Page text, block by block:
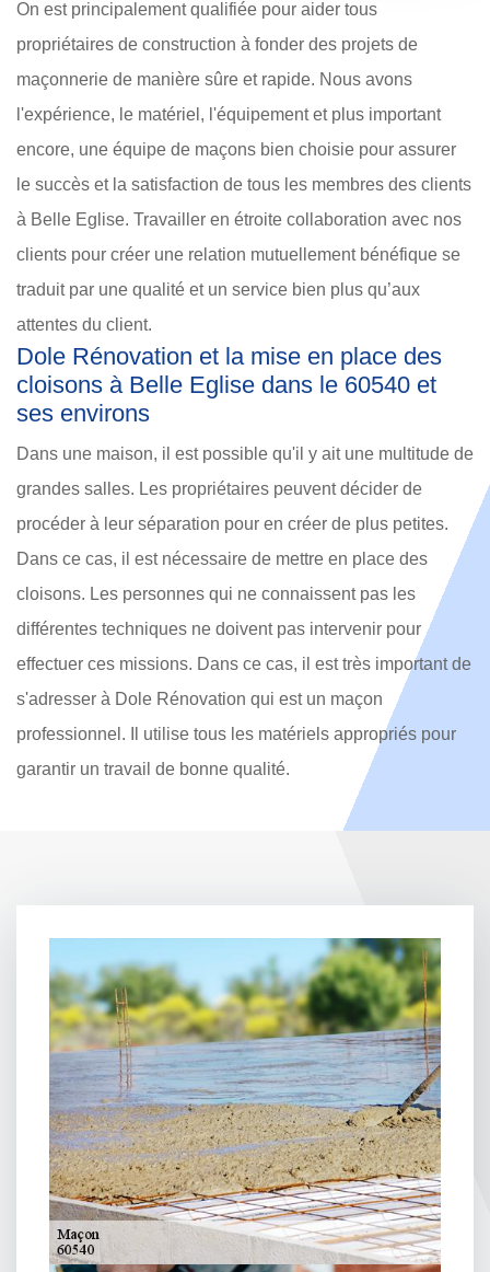
On est principalement qualifiée pour aider tous
propriétaires de construction à fonder des projets de
maçonnerie de manière sûre et rapide. Nous avons
l'expérience, le matériel, l'équipement et plus important
encore, une équipe de maçons bien choisie pour assurer
le succès et la satisfaction de tous les membres des clients
à Belle Eglise. Travailler en étroite collaboration avec nos
clients pour créer une relation mutuellement bénéfique se
traduit par une qualité et un service bien plus qu’aux
attentes du client.
Dole Rénovation et la mise en place des
cloisons à Belle Eglise dans le 60540 et
ses environs
Dans une maison, il est possible qu'il y ait une multitude de
grandes salles. Les propriétaires peuvent décider de
procéder à leur séparation pour en créer de plus petites.
Dans ce cas, il est nécessaire de mettre en place des
cloisons. Les personnes qui ne connaissent pas les
différentes techniques ne doivent pas intervenir pour
effectuer ces missions. Dans ce cas, il est très important de
s'adresser à Dole Rénovation qui est un maçon
professionnel. Il utilise tous les matériels appropriés pour
garantir un travail de bonne qualité.